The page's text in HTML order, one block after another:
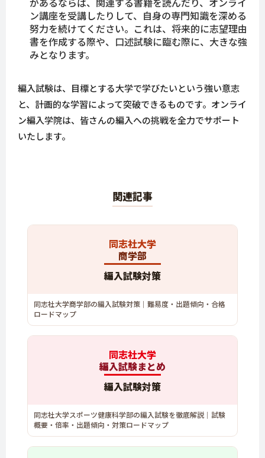
ン講座を受講したりして、自身の専門知識を深める
努力を続けてください。これは、将来的に志望理由
書を作成する際や、口述試験に臨む際に、大きな強
みとなります。
編入試験は、目標とする大学で学びたいという強い意志
と、計画的な学習によって突破できるものです。オンライ
ン編入学院は、皆さんの編入への挑戦を全力でサポート
いたします。
関連記事
同志社大学
商学部
編入試験対策
同志社大学商学部の編入試験対策｜難易度・出題傾向・合格
ロードマップ
同志社大学
編入試験まとめ
編入試験対策
同志社大学スポーツ健康科学部の編入試験を徹底解説｜試験
概要・倍率・出題傾向・対策ロードマップ